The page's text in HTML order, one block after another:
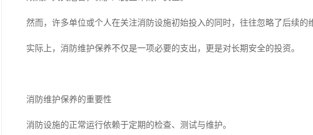
然而，许多单位或个人在关注消防设施初始投入的同时，往往忽略了后续的
实际上，消防维护保养不仅是一项必要的支出，更是对长期安全的投资。
消防维护保养的重要性
消防设施的正常运行依赖于定期的检查、测试与维护。